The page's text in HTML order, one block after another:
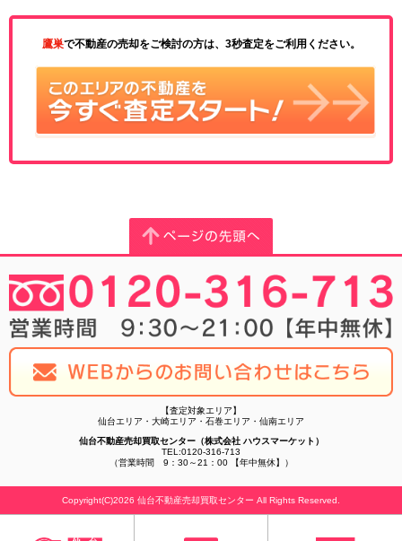
鷹巣で不動産の売却をご検討の方は、3秒査定をご利用ください。
【査定対象エリア】
仙台エリア・大崎エリア・石巻エリア・仙南エリア
仙台不動産売却買取センター（株式会社 ハウスマーケット）
TEL:0120-316-713
（営業時間 9：30～21：00 【年中無休】）
Copyright(C)2026 仙台不動産売却買取センター All Rights Reserved.